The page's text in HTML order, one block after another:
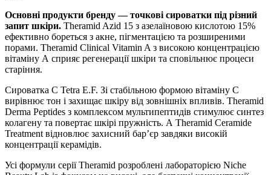
Основні продукти бренду — точкові сироватки під різний
запит шкіри. Theramid Azid 15 з азелаїновою кислотою 15%
ефективно бореться з акне, пігментацією та розширеними
порами. Theramid Clinical Vitamin A з високою концентрацією
вітаміну А сприяє регенерації шкіри та сповільнює процеси
старіння.
Сироватка C Tetra E.F. Зі стабільною формою вітаміну С
вирівнює тон і захищає шкіру від зовнішніх впливів. Theramid
Derma Peptides з комплексом мультипептидів стимулює синтез
колагену та повертає шкірі пружність. А Theramid Ceramide
Treatment відновлює захисний барʼєр завдяки високій
концентрації керамідів.
Усі формули серії Theramid розроблені лабораторією Niche